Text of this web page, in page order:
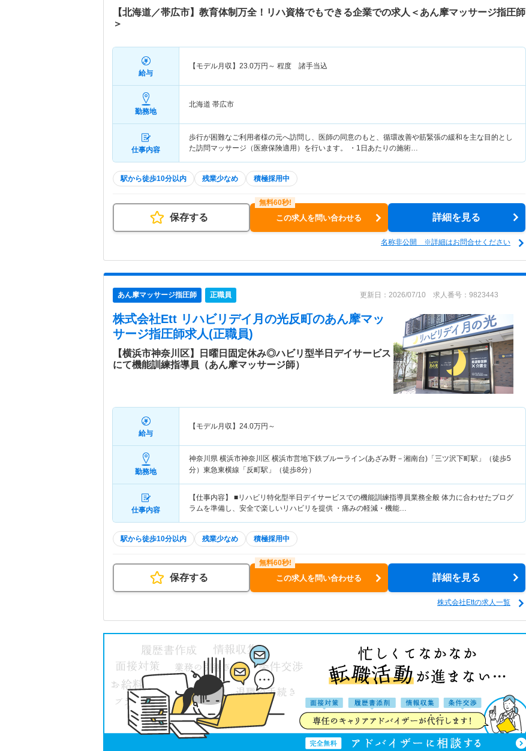
【北海道／帯広市】教育体制万全！リハ資格でもできる企業での求人＜あん摩マッサージ指圧師
＞
給与
【モデル月収】 23.0万円～ 程度 諸手当込
勤務地
北海道 帯広市
仕事内容
歩行が困難なご利用者様の元へ訪問し、医師の同意のもと、循環改善や筋緊張の緩和を主な目的とし
た訪問マッサージ（医療保険適用）を行います。 ・1日あたりの施術…
駅から徒歩10分以内 残業少なめ 積極採用中
保存する この求人を問い合わせる 詳細を見る
名称非公開 ※詳細はお問合せください
あん摩マッサージ指圧師 正職員 更新日：2026/07/10 求人番号：9823443
株式会社Ett リハビリデイ月の光反町のあん摩マッ
サージ指圧師求人(正職員)
【横浜市神奈川区】日曜日固定休み◎ハビリ型半日デイサービス
にて機能訓練指導員（あん摩マッサージ師）
給与
【モデル月収】 24.0万円～
勤務地
神奈川県 横浜市神奈川区 横浜市営地下鉄ブルーライン(あざみ野－湘南台)「三ツ沢下町駅」（徒歩5
分）東急東横線「反町駅」（徒歩8分）
仕事内容
【仕事内容】 ■リハビリ特化型半日デイサービスでの機能訓練指導員業務全般 体力に合わせたプログ
ラムを準備し、安全で楽しいリハビリを提供 ・痛みの軽減・機能…
駅から徒歩10分以内 残業少なめ 積極採用中
保存する この求人を問い合わせる 詳細を見る
株式会社Ettの求人一覧